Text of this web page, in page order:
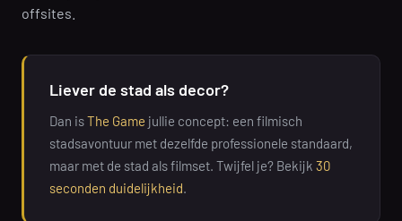
offsites.
Liever de stad als decor?
Dan isThe Game jullie concept: een filmisch
stadsavontuur met dezelfde professionele standaard,
maar met de stad als filmset. Twijfel je? Bekijk 30
seconden duidelijkheid.